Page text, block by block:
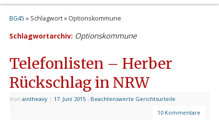
BG45 » Schlagwort » Optionskommune
Schlagwortarchiv: Optionskommune
Telefonlisten – Herber
Rückschlag in NRW
Von aintheavy | 17. Juni 2015 | Beachtenswerte Gerichtsurteile
10 Kommentare